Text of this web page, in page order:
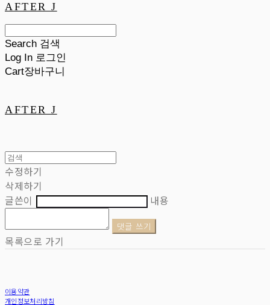
AFTER J
Search 검색
Log In 로그인
Cart장바구니
AFTER J
수정하기
삭제하기
글쓴이
내용
댓글 쓰기
목록으로 가기
이용약관
개인정보처리방침